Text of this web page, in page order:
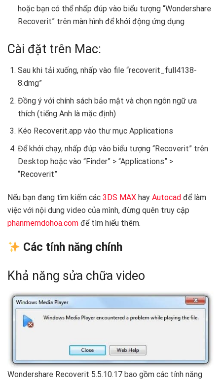
hoặc bạn có thể nhấp đúp vào biểu tượng “Wondershare
Recoverit” trên màn hình để khởi động ứng dụng
Cài đặt trên Mac:
Sau khi tải xuống, nhấp vào file “recoverit_full4138-
8.dmg”
Đồng ý với chính sách bảo mật và chọn ngôn ngữ ưa
thích (tiếng Anh là mặc định)
Kéo Recoverit.app vào thư mục Applications
Để khởi chạy, nhấp đúp vào biểu tượng “Recoverit” trên
Desktop hoặc vào “Finder” > “Applications” >
“Recoverit”
Nếu bạn đang tìm kiếm các 3DS MAX hay Autocad để làm
việc với nội dung video của mình, đừng quên truy cập
phanmemdohoa.com để tìm hiểu thêm.
Các tính năng chính
Khả năng sửa chữa video
Wondershare Recoverit 5.5.10.17 bao gồm các tính năng